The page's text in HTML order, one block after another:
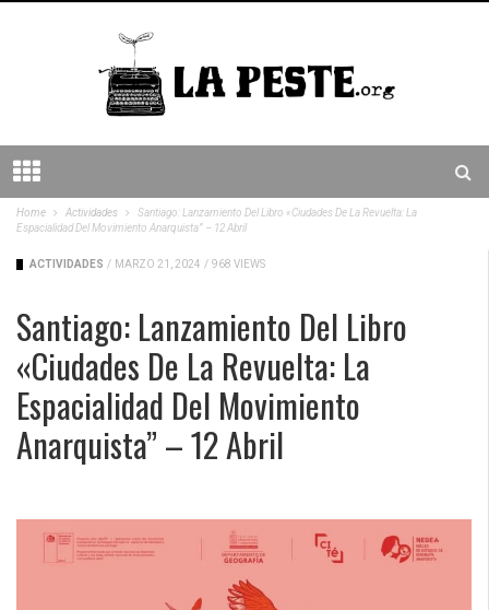
Home Actividades
Santiago: Lanzamiento Del Libro «Ciudades De La Revuelta: La
Espacialidad Del Movimiento Anarquista” – 12 Abril
ACTIVIDADES / MARZO 21, 2024 / 968 VIEWS
Santiago: Lanzamiento Del Libro
«Ciudades De La Revuelta: La
Espacialidad Del Movimiento
Anarquista” – 12 Abril